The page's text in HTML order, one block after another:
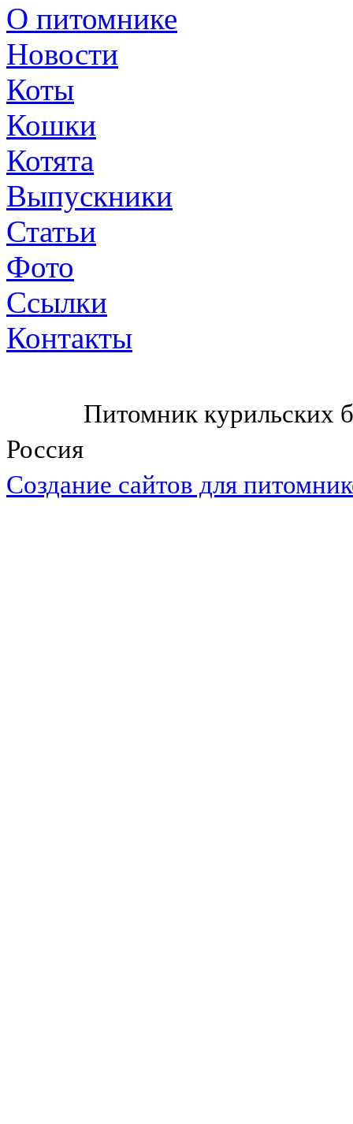
О питомнике
Новости
Коты
Кошки
Котята
Выпускники
Статьи
Фото
Ссылки
Контакты
Питомник курильских
Россия
Cоздание сайтов для